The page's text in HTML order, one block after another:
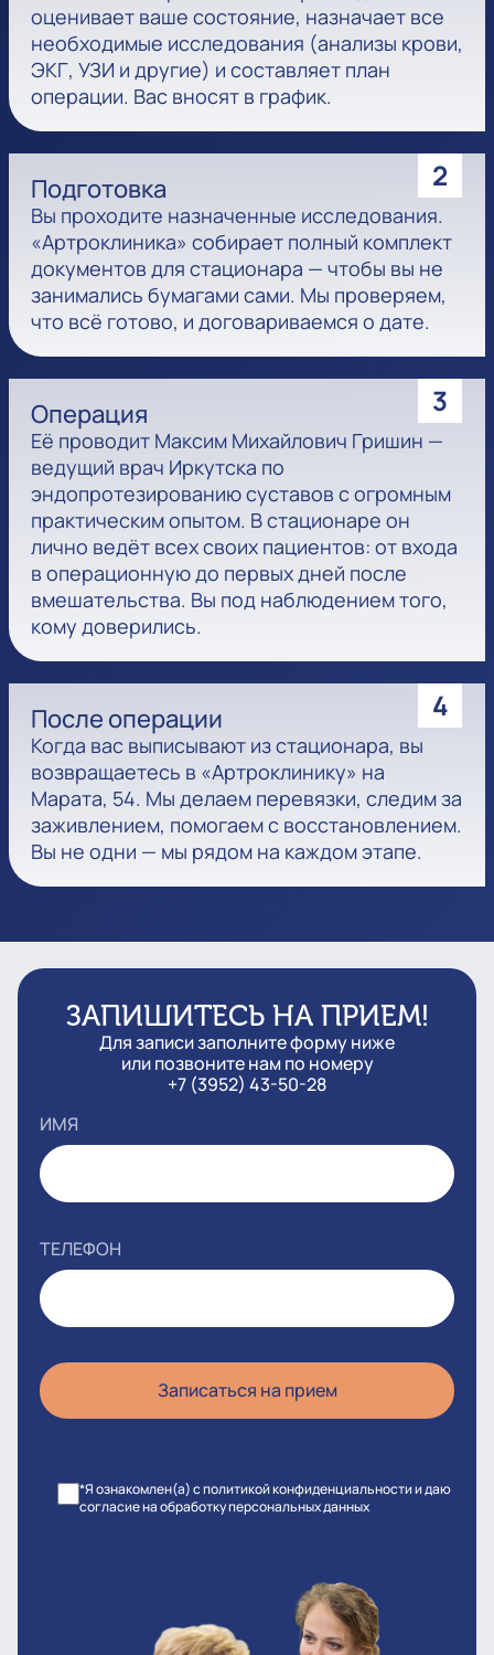
оценивает ваше состояние, назначает все
необходимые исследования (анализы крови,
ЭКГ, УЗИ и другие) и составляет план
операции. Вас вносят в график.
2
Подготовка
Вы проходите назначенные исследования.
«Артроклиника» собирает полный комплект
документов для стационара — чтобы вы не
занимались бумагами сами. Мы проверяем,
что всё готово, и договариваемся о дате.
3
Операция
Её проводит Максим Михайлович Гришин —
ведущий врач Иркутска по
эндопротезированию суставов с огромным
практическим опытом. В стационаре он
лично ведёт всех своих пациентов: от входа
в операционную до первых дней после
вмешательства. Вы под наблюдением того,
кому доверились.
4
После операции
Когда вас выписывают из стационара, вы
возвращаетесь в «Артроклинику» на
Марата, 54. Мы делаем перевязки, следим за
заживлением, помогаем с восстановлением.
Вы не одни — мы рядом на каждом этапе.
ЗАПИШИТЕСЬ НА ПРИЕМ!
Для записи заполните форму ниже
или позвоните нам по номеру
+7 (3952) 43-50-28
ИМЯ
ТЕЛЕФОН
*Я ознакомлен(а) с политикой конфиденциальности и даю
согласие на обработку персональных данных